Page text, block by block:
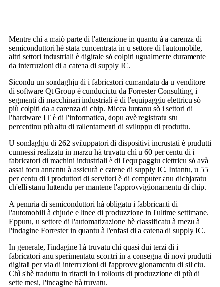
Mentre chì a maiò parte di l'attenzione in quantu à a carenza di
semiconduttori hè stata cuncentrata in u settore di l'automobile,
altri settori industriali è digitale sò colpiti ugualmente duramente
da interruzioni di a catena di supply IC.
Sicondu un sondaghju di i fabricatori cumandatu da u venditore
di software Qt Group è cunduciutu da Forrester Consulting, i
segmenti di macchinari industriali è di l'equipaggiu elettricu sò
più colpiti da a carenza di chip. Micca luntanu sò i settori di
l'hardware IT è di l'informatica, dopu avè registratu stu
percentinu più altu di rallentamenti di sviluppu di produttu.
U sondaghju di 262 sviluppatori di dispositivi incrustati è prudutti
cunnessi realizatu in marzu hà truvatu chì u 60 per centu di i
fabricatori di machini industriali è di l'equipaggiu elettricu sò avà
assai focu annantu à assicurà e catene di supply IC. Intantu, u 55
per centu di i produttori di servitori è di computer anu dichjaratu
ch'elli stanu luttendu per mantene l'approvvigionamentu di chip.
A penuria di semiconduttori hà obligatu i fabbricanti di
l'automobili à chjude e linee di produzzione in l'ultime settimane.
Eppuru, u settore di l'automatizazione hè classificatu à mezu à
l'indagine Forrester in quantu à l'enfasi di a catena di supply IC.
In generale, l'indagine hà truvatu chì quasi dui terzi di i
fabricatori anu sperimentatu scontri in a consegna di novi prudutti
digitali per via di interruzioni di l'approvvigionamentu di siliciu.
Chì s'hè traduttu in ritardi in i rollouts di produzzione di più di
sette mesi, l'indagine hà truvatu.